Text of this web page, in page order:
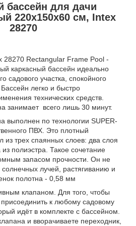
бассейн для дачи
220х150х60 см, Intex
28270
28270 Rectangular Frame Pool -
каркасный бассейн идеально
садового участка, спокойного
легко и быстро
технических средств.
занимает всего лишь 30 минут.
выполнен по технологии SUPER-
ПВХ. Это плотный
трех спаянных слоев: два слоя
полиэстра. Такое сочетание
запасом прочности. Он не
лучей, растягиванию и
полотна - 0,58 мм
клапаном. Для того, чтобы
к любому садовому
идёт в комплекте с бассейном.
и вворачиваете переходник,